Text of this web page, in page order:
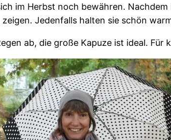
im Herbst noch bewähren.
Jedenfalls halten sie schön
ab, die große Kapuze ist ideal.